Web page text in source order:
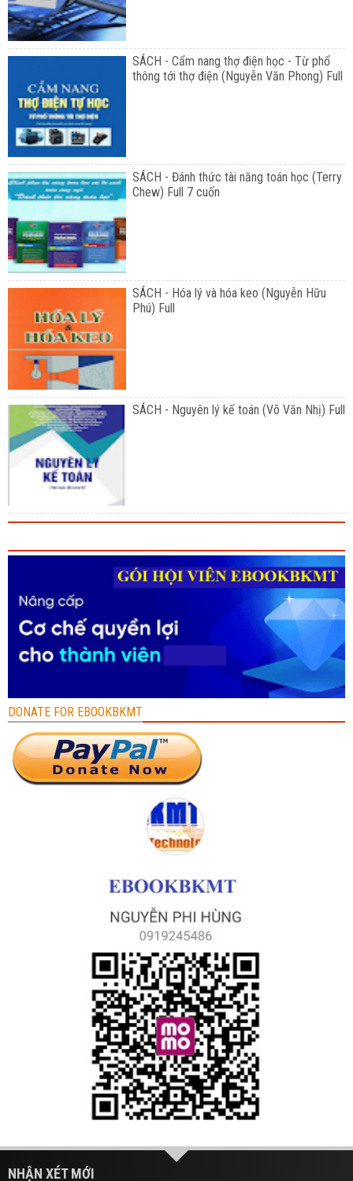
SÁCH - Cẩm nang thợ điện học - Từ phổ
thông tới thợ điện (Nguyễn Văn Phong) Full
SÁCH - Đánh thức tài năng toán học (Terry
Chew) Full 7 cuốn
SÁCH - Hóa lý và hóa keo (Nguyễn Hữu
Phú) Full
SÁCH - Nguyên lý kế toán (Võ Văn Nhị) Full
DONATE FOR EBOOKBKMT
NHẬN XÉT MỚI